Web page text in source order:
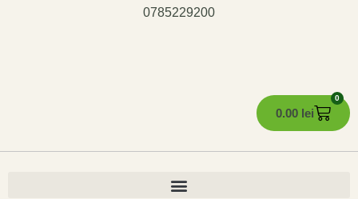
0785229200
0.00 lei
0